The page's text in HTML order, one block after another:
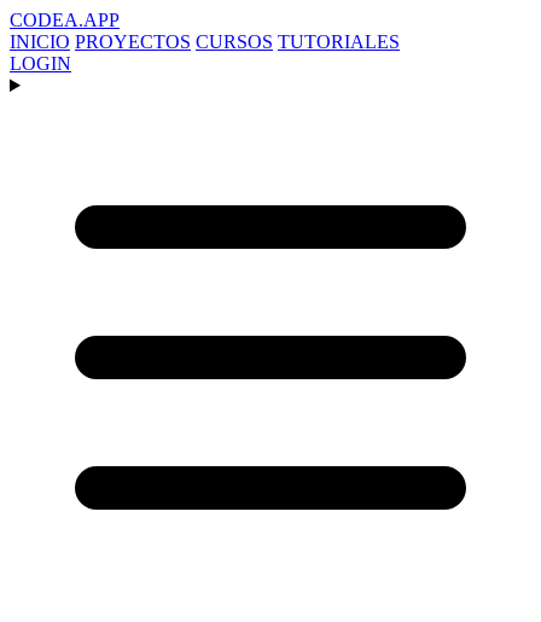
CODEA.APP
INICIO PROYECTOS CURSOS TUTORIALES
LOGIN